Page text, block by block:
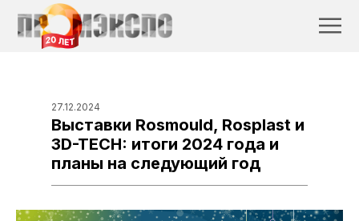
27.12.2024
Выставки Rosmould, Rosplast и
3D-TECH: итоги 2024 года и
планы на следующий год